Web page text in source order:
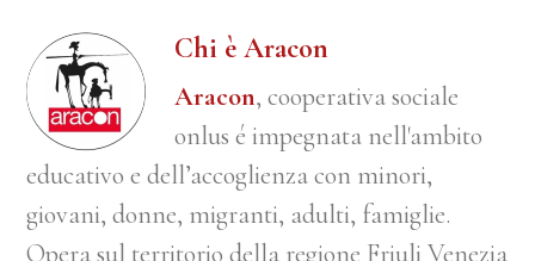
Chi è Aracon
Aracon, cooperativa sociale
onlus é impegnata nell'ambito
educativo e dell’accoglienza con minori,
giovani, donne, migranti, adulti, famiglie.
Opera sul territorio della regione Friuli Venezia